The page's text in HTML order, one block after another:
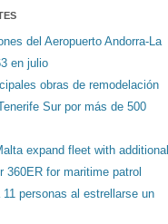
del Aeropuerto Andorra-La
en julio
obras de remodelación
Sur por más de 500
expand fleet with additional
360ER for maritime patrol
11 personas al estrellarse un